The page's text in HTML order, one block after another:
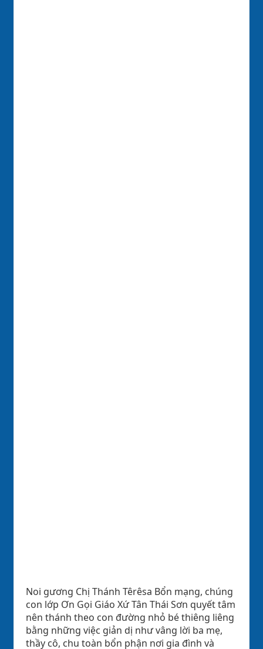
Noi gương Chị Thánh Têrêsa Bổn mạng, chúng
con lớp Ơn Gọi Giáo Xứ Tân Thái Sơn quyết tâm
nên thánh theo con đường nhỏ bé thiêng liêng
bằng những việc giản dị như vâng lời ba mẹ,
thầy cô, chu toàn bổn phận nơi gia đình và